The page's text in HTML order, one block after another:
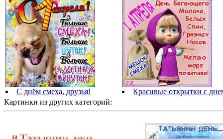
С днём смеха, друзья!
Красивые открытки с
Картинки из других категорий: